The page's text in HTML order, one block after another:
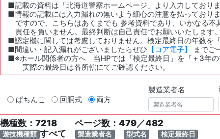
■記載の資料は「北海道警察ホームページ」より入力しており
■情報の記載には入力漏れの無いよう細心の注意を払っており
ですので、こちらはあくまでも 参考資料であり、いかなる
責任を負いません。最終判断は自己責任でお願いいたします
■認定機に関しては考慮しておりません。検定最終日の年数を
■間違い・記入漏れがございましたらぜひ 【コア電子】
までご
■※ホール関係者の方へ 当HPでは「検定最終日」を『＋3年の
実際の最終日は各所轄にてご確認ください。
ぱちんこ 回胴式 両方
製造業者名
機種数： 7218 ページ数：479／482
遊技機種類 すべて 製造業者名 型式名 検定最終日